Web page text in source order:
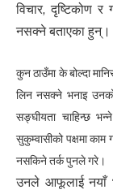
विचार, दृष्टिकोण र
नसक्ने बताएका हुन्।
कुन ठाउँमा के बोल्दा
लिन नसक्ने भनाइ
सङ्घीयता चाहिन्छ
सुकुम्वासीको पक्षमा
नसकिने तर्क पुनले गरे।
उनले आफूलाई नयाँ